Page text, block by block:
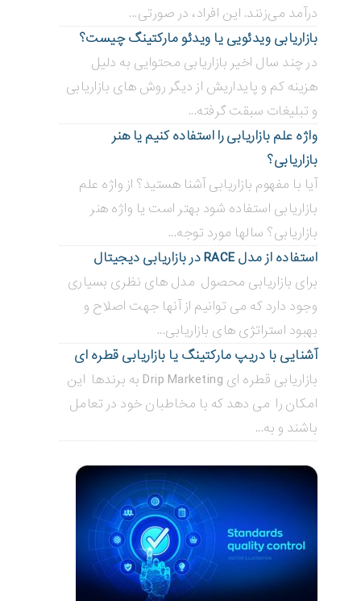
درآمد می‌زنند. این افراد، در صورتی...
بازاریابی ویدئویی ‌یا ویدئو مارکتینگ چیست؟
در چند سال اخیر بازاریابی محتوایی به دلیل
هزینه کم و پایداریش از دیگر روش های بازاریابی
و تبلیغات سبقت گرفته...
واژه علم بازاریابی را استفاده کنیم یا هنر
بازاریابی؟
آیا با مفهوم بازاریابی آشنا هستید؟ از واژه علم
بازاریابی استفاده شود بهتر است یا واژه هنر
بازاریابی؟ سالها مورد توجه...
استفاده از مدل RACE در بازاریابی دیجیتال
برای بازاریابی محصول مدل های نظری بسیاری
وجود دارد که می توانیم از آنها جهت اصلاح و
بهبود استراتژی های بازاریابی...
آشنایی با دریپ مارکتینگ یا بازاریابی قطره ای
بازاریابی قطره ای Drip Marketing به برندها این
امکان را می دهد که با مخاطبان خود در تعامل
باشند و به...